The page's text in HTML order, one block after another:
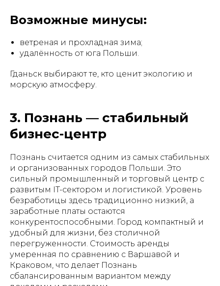
Возможные минусы:
ветреная и прохладная зима;
удалённость от юга Польши.
Гданьск выбирают те, кто ценит экологию и
морскую атмосферу.
3. Познань — стабильный
бизнес-центр
Познань считается одним из самых стабильных
и организованных городов Польши. Это
сильный промышленный и торговый центр с
развитым IT-сектором и логистикой. Уровень
безработицы здесь традиционно низкий, а
заработные платы остаются
конкурентоспособными. Город компактный и
удобный для жизни, без столичной
перегруженности. Стоимость аренды
умеренная по сравнению с Варшавой и
Краковом, что делает Познань
сбалансированным вариантом между